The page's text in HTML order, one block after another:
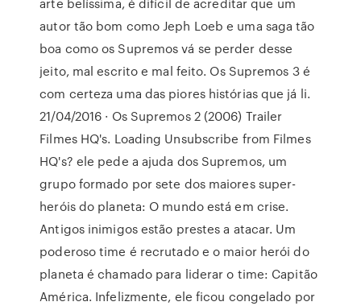
autor tão bom como Jeph Loeb e uma saga tão
boa como os Supremos vá se perder desse
jeito, mal escrito e mal feito. Os Supremos 3 é
com certeza uma das piores histórias que já li.
21/04/2016 · Os Supremos 2 (2006) Trailer
Filmes HQ's. Loading Unsubscribe from Filmes
HQ's? ele pede a ajuda dos Supremos, um
grupo formado por sete dos maiores super-
heróis do planeta: O mundo está em crise.
Antigos inimigos estão prestes a atacar. Um
poderoso time é recrutado e o maior herói do
planeta é chamado para liderar o time: Capitão
América. Infelizmente, ele ficou congelado por